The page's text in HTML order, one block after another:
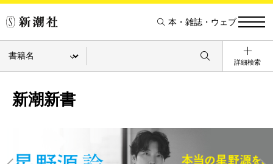
本・雑誌・ウェブ
詳細検索
新潮新書